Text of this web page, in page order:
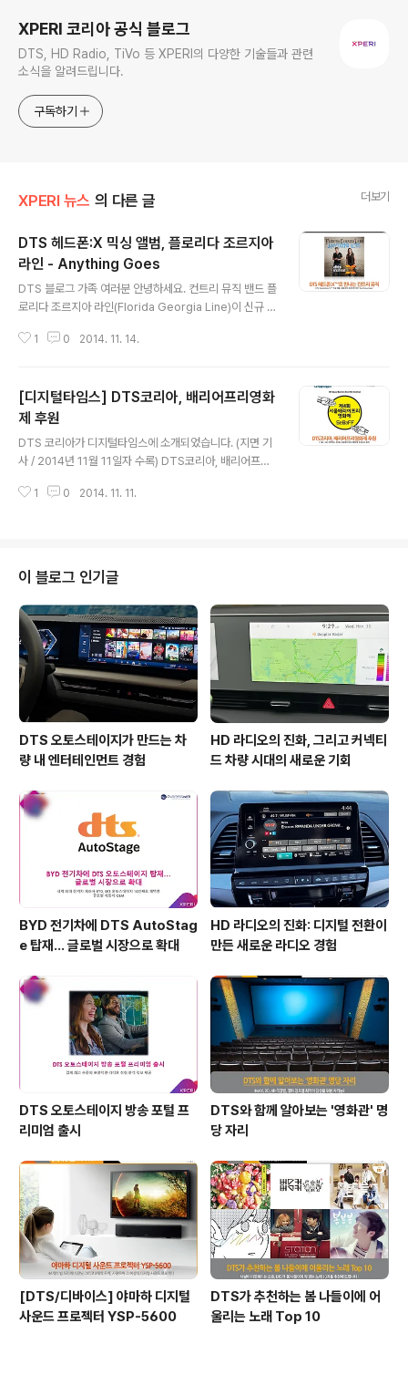
XPERI 코리아 공식 블로그
DTS, HD Radio, TiVo 등 XPERI의 다양한 기술들과 관련
소식을 알려드립니다.
구독하기
XPERI 뉴스 의 다른 글 더보기
DTS 헤드폰:X 믹싱 앨범, 플로리다 조르지아
라인 - Anything Goes
DTS 블로그 가족 여러분 안녕하세요. 컨트리 뮤직 밴드 플
로리다 조르지아 라인(Florida Georgia Line)이 신규 앨
라인은 브라이언 켈리(Brian Kelley), 타일러 허바드(Tyl
직 어워드에서 신인상을 수상하고, 올 2014년에는 올해의
보컬 듀오상을 수상하는 등 탄탄한 실력을 인정받고 있습
니다. ▲ 플로리다 조르지아 라인 (출처 : 플로리다 조르지
아 라인 공식 홈페이지) DTS 헤드폰:X 로 만나는 Anythi
ng Goes 이들은 지난달 말 두번째 정규 앨범 Anything
Goes를 발매하며 컨트리 ..
1 0 2014. 11. 14.
[디지털타임스] DTS코리아, 배리어프리영화
제 후원
DTS 코리아가 디지털타임스에 소개되었습니다. (지면 기
사 / 2014년 11월 11일자 수록) DTS코리아, 배리어프리
영화제에 대해 알고 계신가요? 영화에 자막과 화면 해설 등
되었습니다. 오는 13일부터 16일까지 열리는 서울배리어
프리영화제에 많은 관심 바랍니다. 본 소식에 대한 기사가
다음과 같이 디지털타임스에 게재되었습니다. - 다음은 해
당 기사의 일부를 발췌한 내용입니다. " 사운드 솔루션 기
업 DTS코리아(대표 유제용)는 오는 13일 개막하는 제4회
서울배리어프리영화제를 후원한다..
1 0 2014. 11. 11.
이 블로그 인기글
DTS 오토스테이지가 만드는 차
량 내 엔터테인먼트 경험
HD 라디오의 진화, 그리고 커넥티
드 차량 시대의 새로운 기회
BYD 전기차에 DTS AutoStag
e 탑재… 글로벌 시장으로 확대
HD 라디오의 진화: 디지털 전환이
만든 새로운 라디오 경험
DTS 오토스테이지 방송 포털 프
리미엄 출시
DTS와 함께 알아보는 '영화관' 명
당 자리
[DTS/디바이스] 야마하 디지털
사운드 프로젝터 YSP-5600
DTS가 추천하는 봄 나들이에 어
울리는 노래 Top 10